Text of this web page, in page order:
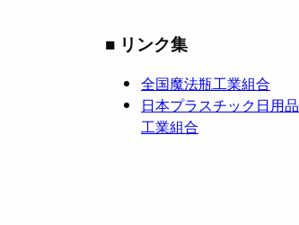
■ リンク集
全国魔法瓶工業組合
日本プラスチック日用品
工業組合